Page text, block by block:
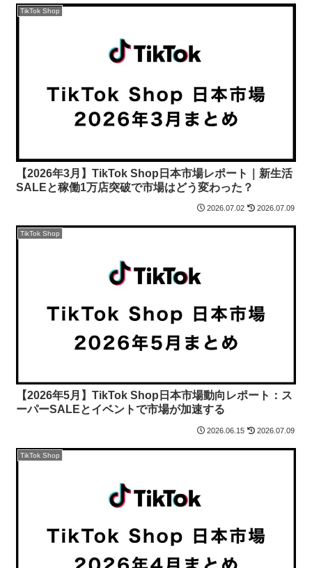
TikTok Shop
【2026年3月】TikTok Shop日本市場レポート｜新生活
SALEと稼働1万店突破で市場はどう変わった？
2026.07.02 2026.07.09
TikTok Shop
【2026年5月】TikTok Shop日本市場動向レポート：ス
ーパーSALEとイベントで市場が加速する
2026.06.15 2026.07.09
TikTok Shop